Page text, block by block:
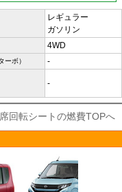
レギュラー
ガソリン
4WD
ーボ） -
-
回転シートの燃費TOPへ